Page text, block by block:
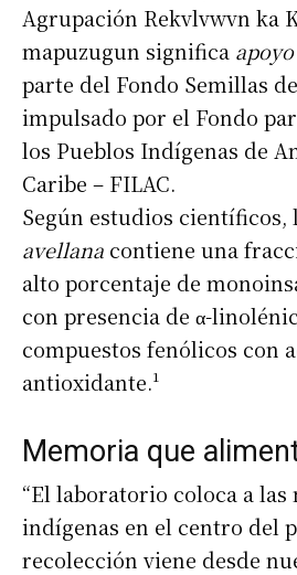
Agrupación Rekvlvwvn ka
mapuzugun significa
parte del Fondo Semillas
impulsado por el Fondo
los Pueblos Indígenas de
Caribe – FILAC.
Según estudios científicos,
avellana contiene una
alto porcentaje de
con presencia de α-
compuestos fenólicos con
antioxidante.¹
Memoria que
“El laboratorio coloca a las
indígenas en el centro del
recolección viene desde